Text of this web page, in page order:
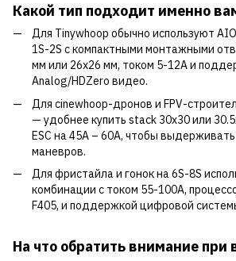
Какой тип подходит именно
Для Tinywhoop обычно используют
1S-2S с компактными монтажными
мм или 26x26 мм, током 5-12А и
Analog/HDZero видео.
Для cinewhoop-дронов и FPV-
— удобнее купить stack 30x30 или
ESC на 45А – 60А, чтобы выдерживать
маневров.
Для фристайла и гонок на 6S-8S
комбинации с током 55-100А,
F405, и поддержкой цифровой
На что обратить внимание при